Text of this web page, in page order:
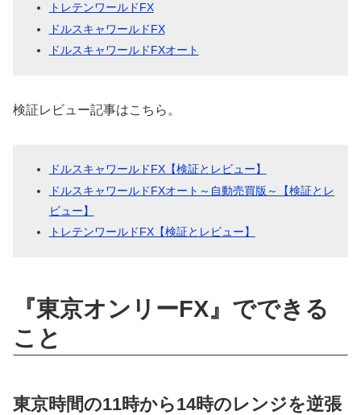
トレテンワールドFX
ドルスキャワールドFX
ドルスキャワールドFXオート
検証レビュー記事はこちら。
ドルスキャワールドFX【検証とレビュー】
ドルスキャワールドFXオート～自動売買版～【検証とレ
ビュー】
トレテンワールドFX【検証とレビュー】
『東京オンリーFX』でできる
こと
東京時間の11時から14時のレンジを逆張